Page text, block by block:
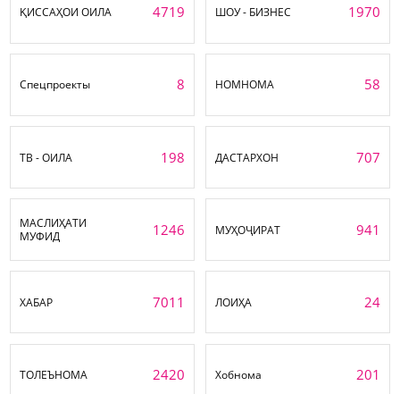
ҚИССАҲОИ ОИЛА 4719 ШОУ - БИЗНЕС 1970
Спецпроекты 8 НОМНОМА 58
ТВ - ОИЛА 198 ДАСТАРХОН 707
МАСЛИҲАТИ
МУФИД
1246 МУҲОҶИРАТ 941
ХАБАР 7011 ЛОИҲА 24
ТОЛЕЪНОМА 2420 Хобнома 201